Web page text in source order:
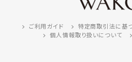
ご利用ガイド 特定商取引法に基
個人情報取り扱いについて